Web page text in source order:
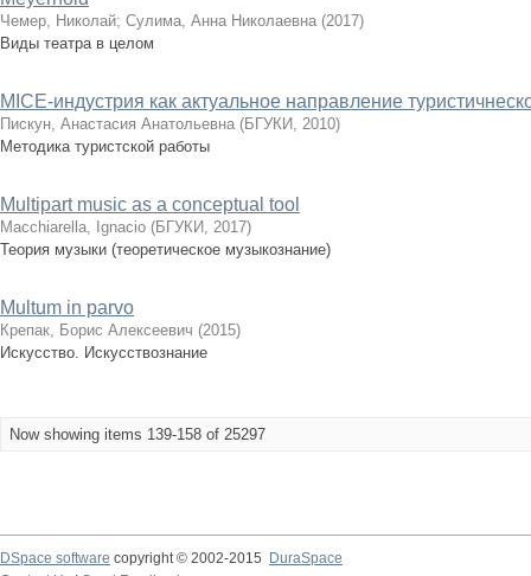
Чемер, Николай; Сулима, Анна Николаевна (2017)
Виды театра в целом
MICE-индустрия как актуальное направление
Пискун, Анастасия Анатольевна (БГУКИ, 2010)
Методика туристской работы
Multipart music as a conceptual tool
Macchiarella, Ignacio (БГУКИ, 2017)
Теория музыки (теоретическое музыкознание)
Multum in parvo
Крепак, Борис Алексеевич (2015)
Искусство. Искусствознание
Now showing items 139-158 of 25297
DSpace software copyright © 2002-2015
DuraSpace